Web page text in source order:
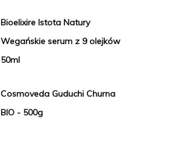
Bioelixire Istota Natury
Wegańskie serum z 9 olejków
50ml
Cosmoveda Guduchi Churna
BIO - 500g